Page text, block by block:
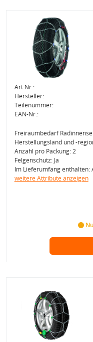
Art.Nr.:
Hersteller:
Teilenummer:
EAN-Nr.:
Freiraumbedarf
Herstellungsland und -
Anzahl pro Packung: 2
Felgenschutz: Ja
Im Lieferumfang enthalten:
weitere Attribute anzeigen